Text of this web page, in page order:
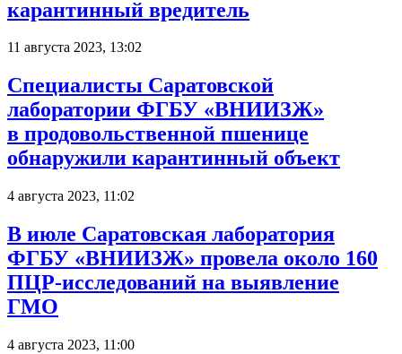
карантинный вредитель
11 августа 2023, 13:02
Специалисты Саратовской
лаборатории ФГБУ «ВНИИЗЖ»
в продовольственной пшенице
обнаружили карантинный объект
4 августа 2023, 11:02
В июле Саратовская лаборатория
ФГБУ «ВНИИЗЖ» провела около 160
ПЦР-исследований на выявление
ГМО
4 августа 2023, 11:00